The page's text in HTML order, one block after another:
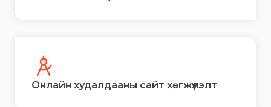
Онлайн худалдааны сайт хөгжүүлэлт